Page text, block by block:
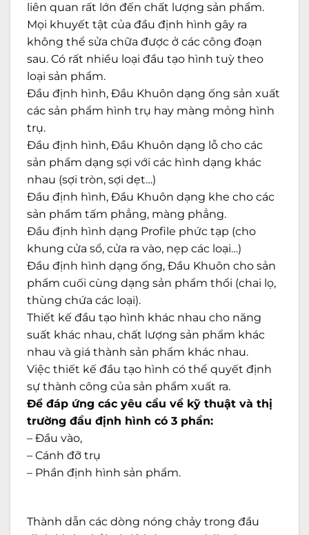
liên quan rất lớn đến chất lượng sản phẩm.
Mọi khuyết tật của đầu định hình gây ra
không thể sửa chữa được ở các công đoạn
sau. Có rất nhiều loại đầu tạo hình tuỳ theo
loại sản phẩm.
Đầu định hình, Đầu Khuôn dạng ống sản xuất
các sản phẩm hình trụ hay màng mỏng hình
trụ.
Đầu định hình, Đầu Khuôn dạng lỗ cho các
sản phẩm dạng sợi với các hình dạng khác
nhau (sợi tròn, sợi dẹt…)
Đầu định hình, Đầu Khuôn dạng khe cho các
sản phẩm tấm phẳng, màng phẳng.
Đầu định hình dạng Profile phức tạp (cho
khung cửa sổ, cửa ra vào, nẹp các loại…)
Đầu định hình dạng ống, Đầu Khuôn cho sản
phẩm cuối cùng dạng sản phẩm thổi (chai lọ,
thùng chứa các loại).
Thiết kế đầu tạo hình khác nhau cho năng
suất khác nhau, chất lượng sản phẩm khác
nhau và giá thành sản phẩm khác nhau.
Việc thiết kế đầu tạo hình có thể quyết định
sự thành công của sản phẩm xuất ra.
Để đáp ứng các yêu cầu về kỹ thuật và thị
trường đầu định hình có 3 phần:
– Đầu vào,
– Cánh đỡ trụ
– Phần định hình sản phẩm.
Thành dẫn các dòng nóng chảy trong đầu